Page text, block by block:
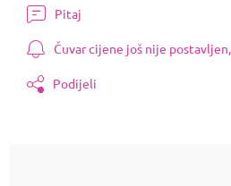
Pitaj
Čuvar cijene još nije
Podijeli